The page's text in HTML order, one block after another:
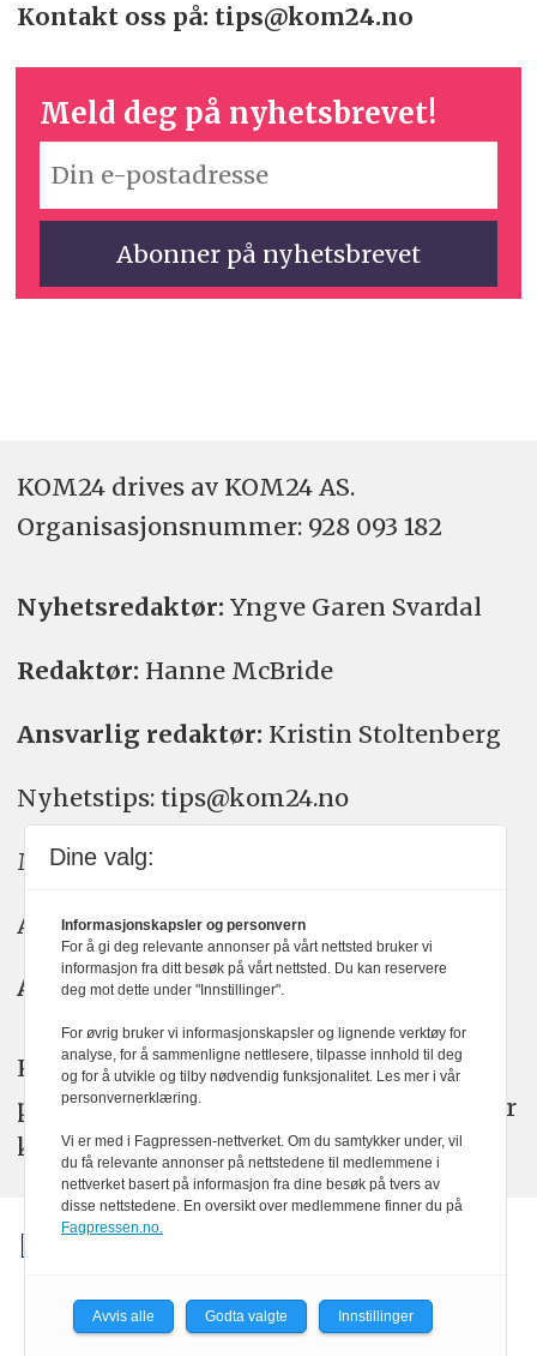
Kontakt oss på: tips@kom24.no
Meld deg på nyhetsbrevet!
KOM24 drives av KOM24 AS.
Organisasjons­nummer: 928 093 182
Nyhetsredaktør: Yngve Garen Svardal
Redaktør: Hanne McBride
Ansvarlig redaktør: Kristin Stoltenberg
Nyhetstips: tips@kom24.no
Meninger: meninger@kom24.no
Annonse: annonse@watchmedia.no
Abonnement:kom24@watchmedia.no
KOM24 arbeider etter Vær Varsom-
plakatens regler for god presseskikk. Her
kan du lese mer omPFUsarbeid.
Dine valg:
Informasjonskapsler og personvern
For å gi deg relevante annonser på vårt nettsted bruker vi
informasjon fra ditt besøk på vårt nettsted. Du kan reservere
deg mot dette under "Innstillinger".
For øvrig bruker vi informasjonskapsler og lignende verktøy for
analyse, for å sammenligne nettlesere, tilpasse innhold til deg
og for å utvikle og tilby nødvendig funksjonalitet. Les mer i vår
personvernerklæring.
Vi er med i Fagpressen-nettverket. Om du samtykker under, vil
du få relevante annonser på nettstedene til medlemmene i
nettverket basert på informasjon fra dine besøk på tvers av
disse nettstedene. En oversikt over medlemmene finner du på
Fagpressen.no.
Avvis alle Godta valgte Innstillinger